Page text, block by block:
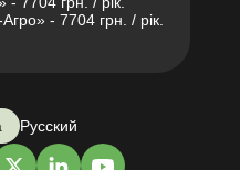
- 7704 грн. / рік.
Русский